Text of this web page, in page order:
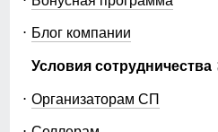
Блог компании
Условия сотрудничества
Организаторам СП